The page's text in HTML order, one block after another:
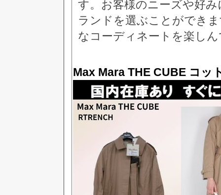
す。お客様のニーズや好
ランドを選ぶことができ
なコーディネートを楽し
Max Mara THE CUBE コッ